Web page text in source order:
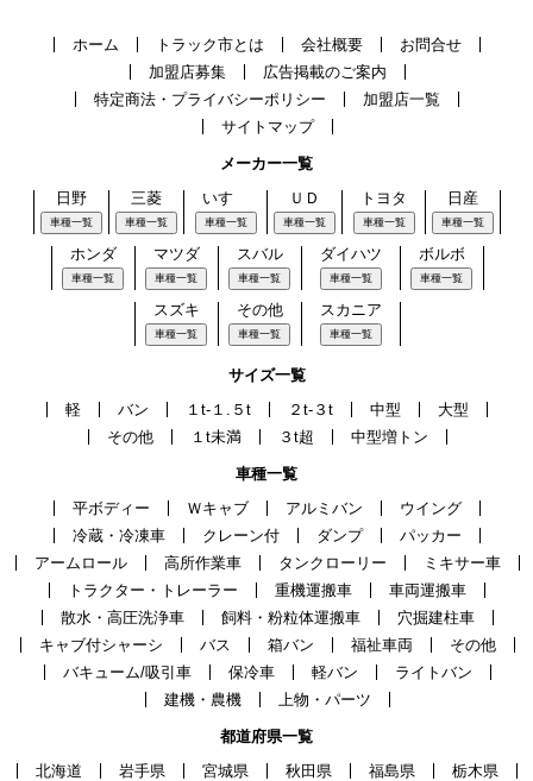
ホーム トラック市とは 会社概要
お問合せ
加盟店募集
広告掲載のご案内
特定商法・プライバシーポリシー
加盟店一覧
サイトマップ
メーカー一覧
日野
車種一覧
三菱
車種一覧
いすゞ
車種一覧
ＵＤ
車種一覧
トヨタ
車種一覧
日産
車種一覧
ホンダ
車種一覧
マツダ
車種一覧
スバル
車種一覧
ダイハツ
車種一覧
ボルボ
車種一覧
スズキ
車種一覧
その他
車種一覧
スカニア
車種一覧
サイズ一覧
軽
バン １t-１.５t ２t-３t 中型
大型
その他
１t未満 ３t超 中型増トン
車種一覧
平ボディー
Ｗキャブ アルミバン
ウイング
冷蔵・冷凍車
クレーン付 ダンプ
パッカー
アームロール
高所作業車 タンクローリー
ミキサー車
トラクター・トレーラー
重機運搬車
車両運搬車
散水・高圧洗浄車
飼料・粉粒体運搬車
穴掘建柱車
キャブ付シャーシ
バス 箱バン 福祉車両
その他
バキューム/吸引車
保冷車 軽バン
ライトバン
建機・農機
上物・パーツ
都道府県一覧
北海道
岩手県 宮城県 秋田県 福島県 栃木県